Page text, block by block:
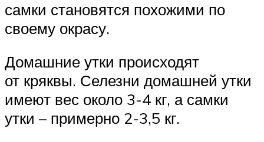
самки становятся похожими по
своему окрасу.
Домашние утки происходят
от кряквы. Селезни домашней утки
имеют вес около 3-4 кг, а самки
утки – примерно 2-3,5 кг.